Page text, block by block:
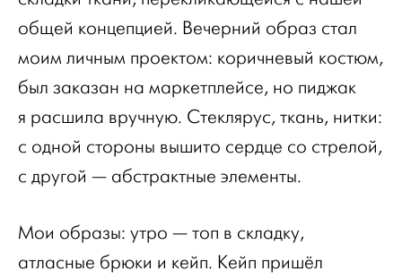
общей концепцией. Вечерний образ стал
моим личным проектом: коричневый костюм,
был заказан на маркетплейсе, но пиджак
я расшила вручную. Стеклярус, ткань, нитки:
с одной стороны вышито сердце со стрелой,
с другой — абстрактные элементы.
Мои образы: утро — топ в складку,
атласные брюки и кейп. Кейп пришёл